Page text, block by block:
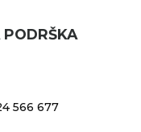
PODRŠKA
566 677